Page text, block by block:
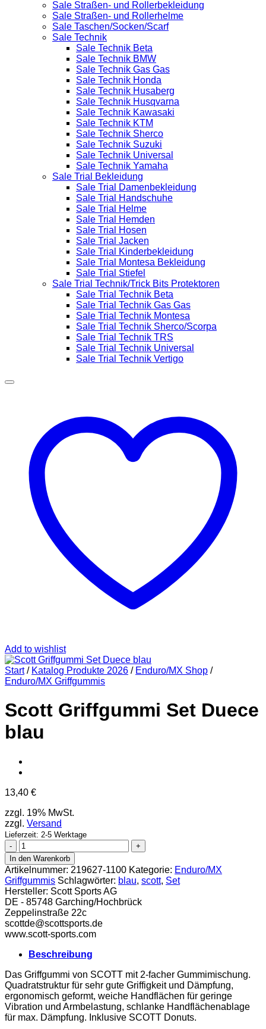
Sale Straßen- und Rollerbekleidung
Sale Straßen- und Rollerhelme
Sale Taschen/Socken/Scarf
Sale Technik
Sale Technik Beta
Sale Technik BMW
Sale Technik Gas Gas
Sale Technik Honda
Sale Technik Husaberg
Sale Technik Husqvarna
Sale Technik Kawasaki
Sale Technik KTM
Sale Technik Sherco
Sale Technik Suzuki
Sale Technik Universal
Sale Technik Yamaha
Sale Trial Bekleidung
Sale Trial Damenbekleidung
Sale Trial Handschuhe
Sale Trial Helme
Sale Trial Hemden
Sale Trial Hosen
Sale Trial Jacken
Sale Trial Kinderbekleidung
Sale Trial Montesa Bekleidung
Sale Trial Stiefel
Sale Trial Technik/Trick Bits Protektoren
Sale Trial Technik Beta
Sale Trial Technik Gas Gas
Sale Trial Technik Montesa
Sale Trial Technik Sherco/Scorpa
Sale Trial Technik TRS
Sale Trial Technik Universal
Sale Trial Technik Vertigo
Add to wishlist
Start / Katalog Produkte 2026 / Enduro/MX Shop /
Enduro/MX Griffgummis
Scott Griffgummi Set Duece
blau
13,40 €
zzgl. 19% MwSt.
zzgl. Versand
Lieferzeit: 2-5 Werktage
Scott
Griffgummi
Set
Duece
blau
Menge
In den Warenkorb
Artikelnummer: 219627-1100 Kategorie: Enduro/MX
Griffgummis Schlagwörter: blau, scott, Set
Hersteller: Scott Sports AG
DE - 85748 Garching/Hochbrück
Zeppelinstraße 22c
scottde@scott­sports.de
www.scott-sports.com
Beschreibung
Das Griffgummi von SCOTT mit 2-facher Gummimischung.
Quadratstruktur für sehr gute Griffigkeit und Dämpfung,
ergonomisch geformt, weiche Handflächen für geringe
Vibration und Armbelastung, schlanke Handflächenablage
für max. Dämpfung. Inklusive SCOTT Donuts.